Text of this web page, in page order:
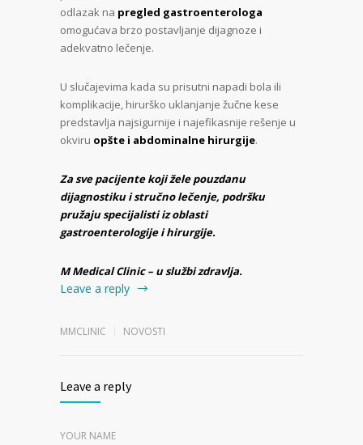
odlazak na pregled gastroenterologa
omogućava brzo postavljanje dijagnoze i
adekvatno lečenje.
U slučajevima kada su prisutni napadi bola ili
komplikacije, hirurško uklanjanje žučne kese
predstavlja najsigurnije i najefikasnije rešenje u
okviru opšte i abdominalne hirurgije.
Za sve pacijente koji žele pouzdanu
dijagnostiku i stručno lečenje, podršku
pružaju specijalisti iz oblasti
gastroenterologije i hirurgije.
M Medical Clinic – u službi zdravlja.
Leave a reply
MMCLINIC NOVOSTI
Leave a reply
YOUR NAME